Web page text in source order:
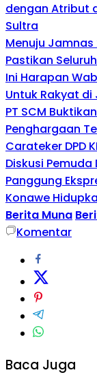
dengan Atribut
Sultra
Menuju
Pastikan
Ini Harapan
Untuk Rakyat
PT SCM
Penghargaan
Carateker DPD
Diskusi
Panggung
Konawe
Berita Muna
Komentar
Baca Juga